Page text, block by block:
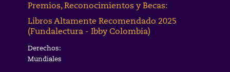
Premios, Reconocimientos y Becas:
Libros Altamente Recomendado 2025
(Fundalectura - Ibby Colombia)
Derechos:
Mundiales